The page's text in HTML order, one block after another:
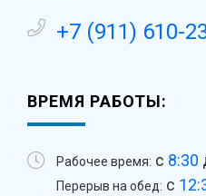
+7 (911) 610-
ВРЕМЯ РАБОТЫ:
Рабочее время: с 8:30
Перерыв на обед: с